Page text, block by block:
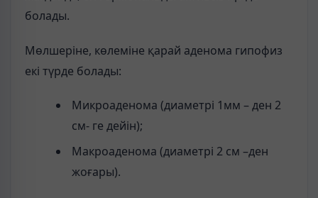
болады.
Мөлшеріне, көлеміне қарай аденома гипофиз
екі түрде болады:
Микроаденома (диаметрі 1мм – ден 2
см- ге дейін);
Макроаденома (диаметрі 2 см –ден
жоғары).